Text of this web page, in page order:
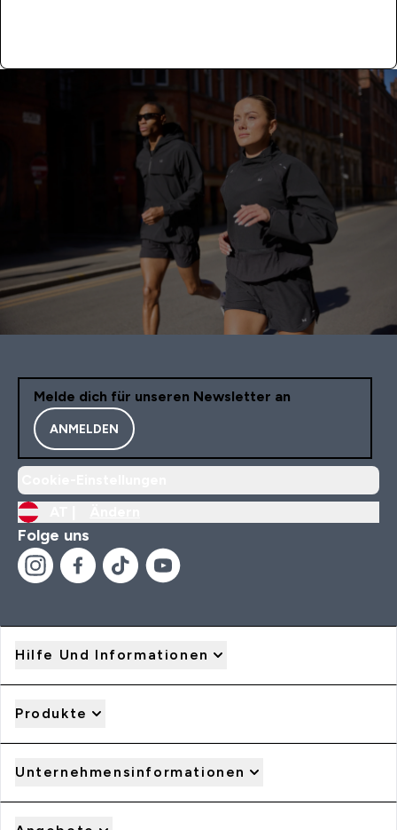
Melde dich für unseren Newsletter an
ANMELDEN
Folge uns
Hilfe Und Informationen
Produkte
Unternehmensinformationen